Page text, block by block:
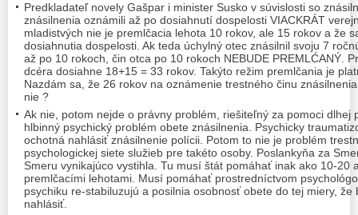
Predkladateľ novely Gašpar i minister Susko v súvislosti so
znásilnenia oznámili až po dosiahnutí dospelosti VIACKRÁT
mladistvých nie je premlčacia lehota 10 rokov, ale 15 rokov a že
dosiahnutia dospelosti. Ak teda úchylný otec znásilnil svoju 7
až po 10 rokoch, čin otca po 10 rokoch NEBUDE PREMLĆANÝ.
dcéra dosiahne 18+15 = 33 rokov. Takýto režim premlčania je
Nazdám sa, že 26 rokov na oznámenie trestného činu
nie ?
Ak nie, potom nejde o právny problém, riešiteľný za pomoci dlhej
hlbinný psychický problém obete znásilnenia. Psychicky
ochotná nahlásiť znásilnenie polícii. Potom to nie je problém
psychologickej siete služieb pre takéto osoby. Poslankyňa za
Smeru vynikajúco vystihla. Tu musí štát pomáhať inak ako 10-20
premlčacími lehotami. Musí pomáhať prostredníctvom
psychiku re-stabiluzujú a posilnia osobnosť obete do tej miery,
nahlásiť.